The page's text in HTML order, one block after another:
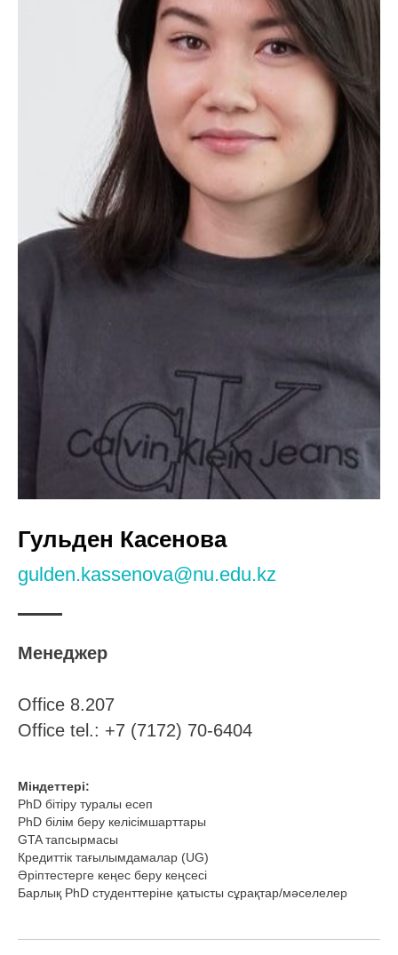
Гульден Касенова
gulden.kassenova@nu.edu.kz
Менеджер
Office 8.207
Office tel.: +7 (7172) 70-6404
Міндеттері:
PhD бітіру туралы есеп
PhD білім беру келісімшарттары
GTA тапсырмасы
Кредиттік тағылымдамалар (UG)
Әріптестерге кеңес беру кеңсесі
Барлық PhD студенттеріне қатысты сұрақтар/мәселелер